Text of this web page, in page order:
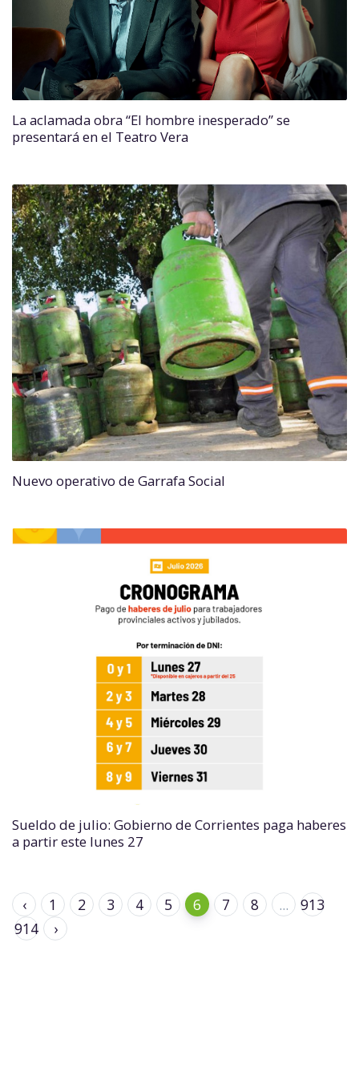
La aclamada obra “El hombre inesperado” se
presentará en el Teatro Vera
Nuevo operativo de Garrafa Social
Sueldo de julio: Gobierno de Corrientes paga haberes
a partir este lunes 27
‹ 1 2 3 4 5 6 7 8 ...
913
914
›